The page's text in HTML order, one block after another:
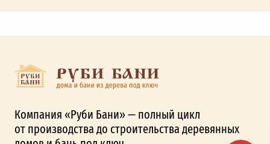
Компания «Руби Бани» — полный цикл
от производства до строительства деревянных